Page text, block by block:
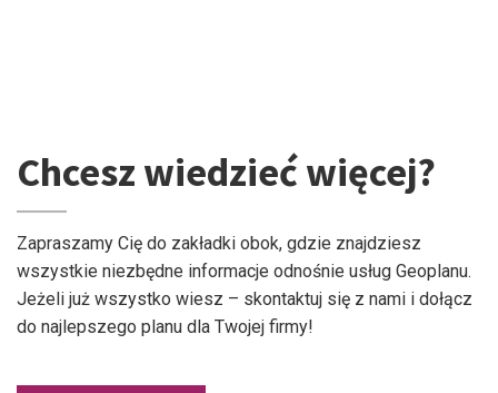
Chcesz wiedzieć więcej?
Zapraszamy Cię do zakładki obok, gdzie znajdziesz
wszystkie niezbędne informacje odnośnie usług Geoplanu.
Jeżeli już wszystko wiesz – skontaktuj się z nami i dołącz
do najlepszego planu dla Twojej firmy!